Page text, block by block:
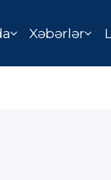
Xəbərlər